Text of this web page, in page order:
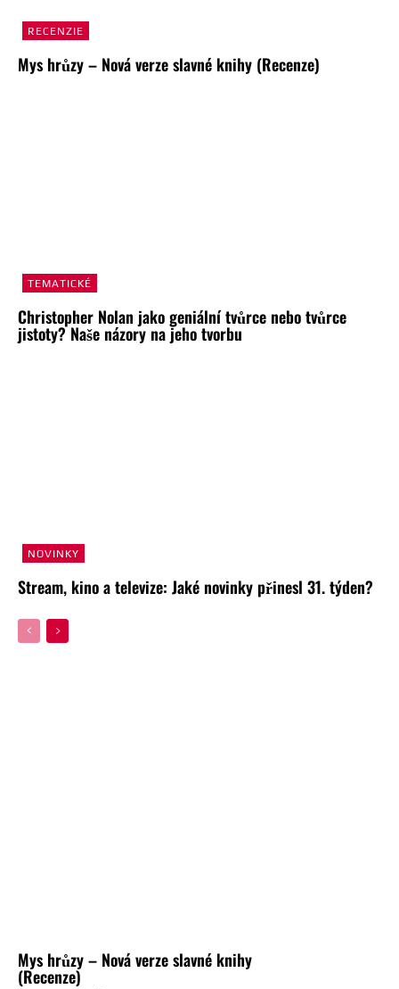
RECENZIE
Mys hrůzy – Nová verze slavné knihy (Recenze)
TEMATICKÉ
Christopher Nolan jako geniální tvůrce nebo tvůrce
jistoty? Naše názory na jeho tvorbu
NOVINKY
Stream, kino a televize: Jaké novinky přinesl 31. týden?
Mys hrůzy – Nová verze slavné knihy
(Recenze)